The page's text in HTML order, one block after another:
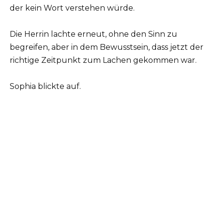
der kein Wort verstehen würde.
Die Herrin lachte erneut, ohne den Sinn zu
begreifen, aber in dem Bewusstsein, dass jetzt der
richtige Zeitpunkt zum Lachen gekommen war.
Sophia blickte auf.